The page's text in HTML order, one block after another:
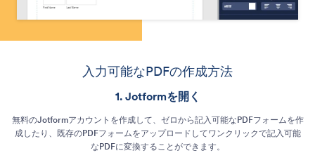
入力可能なPDFの作成方法
Jotformを開く
無料のJotformアカウントを作成して、ゼロから記入可能なPDFフォームを作
成したり、既存のPDFフォームをアップロードしてワンクリックで記入可能
なPDFに変換することができます。